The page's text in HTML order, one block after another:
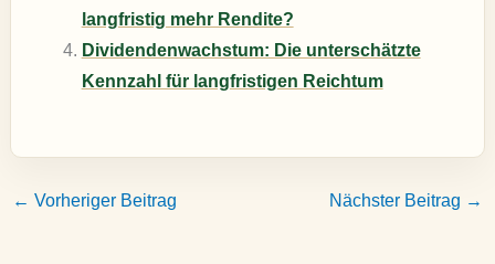
langfristig mehr Rendite?
Dividendenwachstum: Die unterschätzte
Kennzahl für langfristigen Reichtum
← Vorheriger Beitrag Nächster Beitrag →